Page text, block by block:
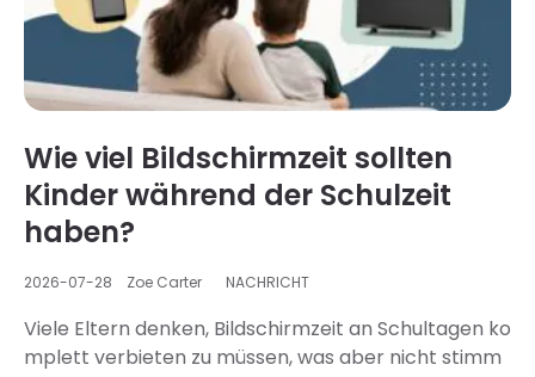
Wie viel Bildschirmzeit sollten
Kinder während der Schulzeit
haben?
2026-07-28 Zoe Carter NACHRICHT
Viele Eltern denken, Bildschirmzeit an Schultagen ko
mplett verbieten zu müssen, was aber nicht stimm